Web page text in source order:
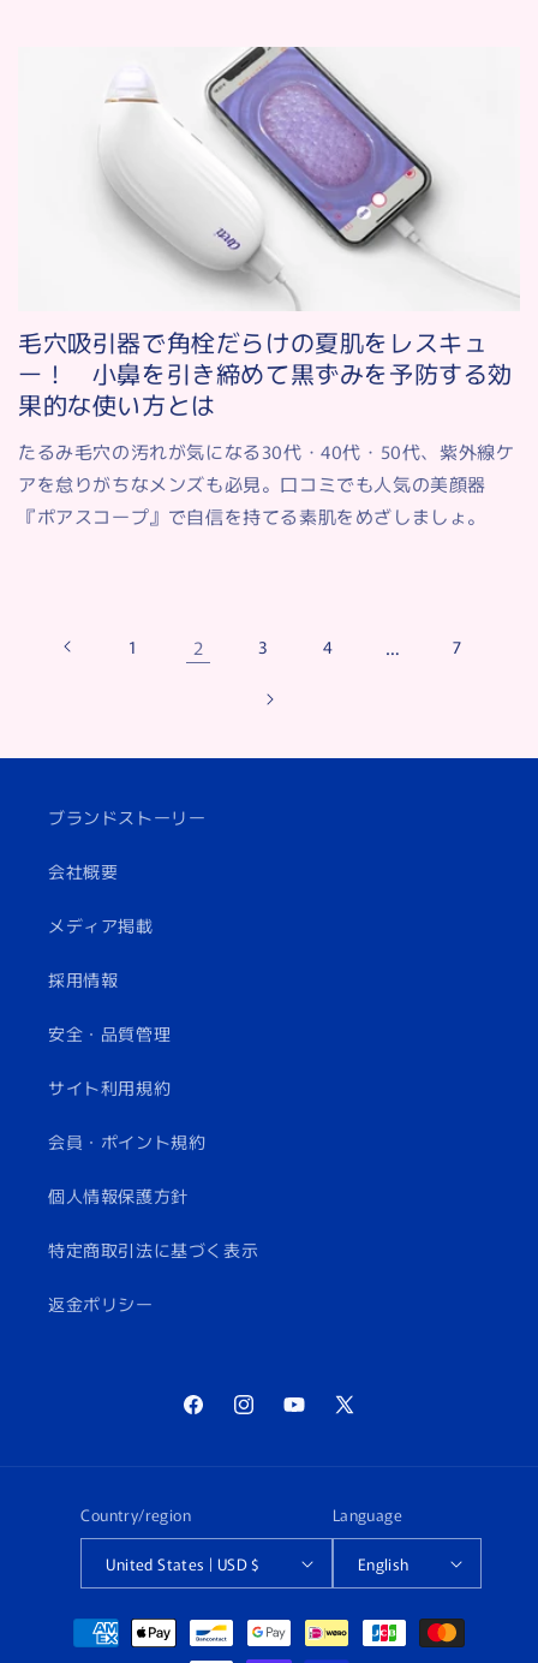
毛穴吸引器で角栓だらけの夏肌をレスキュ
ー！ 小鼻を引き締めて黒ずみを予防する効
果的な使い方とは
たるみ毛穴の汚れが気になる30代・40代・50代、紫外線ケ
アを怠りがちなメンズも必見。口コミでも人気の美顔器
『ポアスコープ』で自信を持てる素肌をめざしましょ。
1 2 3 4 … 7
ブランドストーリー
会社概要
メディア掲載
採用情報
安全・品質管理
サイト利用規約
会員・ポイント規約
個人情報保護方針
特定商取引法に基づく表示
返金ポリシー
FacebookInstagramYouTube
X
Country/region
United States | USD $
Language
English
Payment
methods